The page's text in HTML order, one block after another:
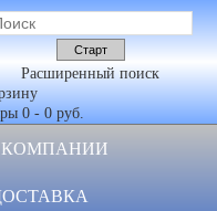
Расширенный поиск
0 - 0 руб.